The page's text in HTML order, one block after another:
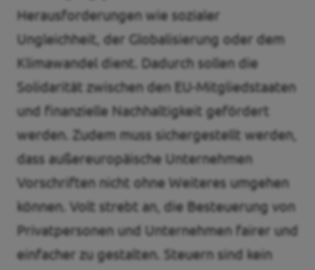
Herausforderungen wie sozialer
Ungleichheit, der Globalisierung oder dem
Klimawandel dient. Dadurch sollen die
Solidarität zwischen den EU-Mitgliedstaaten
und finanzielle Nachhaltigkeit gefördert
werden. Zudem muss sichergestellt werden,
dass außereuropäische Unternehmen
Vorschriften nicht ohne Weiteres umgehen
können. Volt strebt an, die Besteuerung von
Privatpersonen und Unternehmen fairer und
einfacher zu gestalten. Steuern sind kein